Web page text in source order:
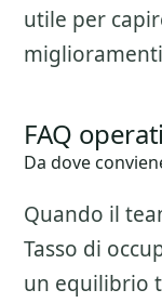
utile per
FAQ
Da dove
Quando il
Tasso di
un equilibrio